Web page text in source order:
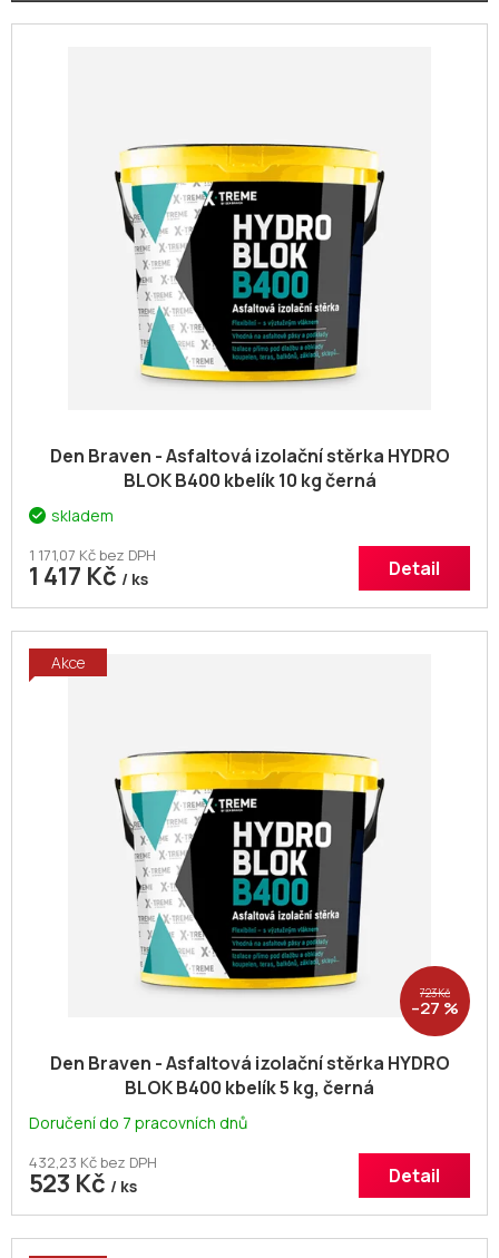
p
V
Den Braven - Asfaltová izolační stěrka HYDRO
BLOK B400 kbelík 10 kg černá
skladem
1 171,07 Kč bez DPH
1 417 Kč / ks Detail
Akce
723 Kč
–27 %
Den Braven - Asfaltová izolační stěrka HYDRO
BLOK B400 kbelík 5 kg, černá
Doručení do 7 pracovních dnů
432,23 Kč bez DPH
523 Kč / ks Detail